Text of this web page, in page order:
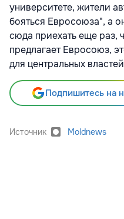
университете, жители
бояться Евросоюза", а
сюда приехать еще раз,
предлагает Евросоюз,
для центральных
Подпишитесь на
Источник Moldnews